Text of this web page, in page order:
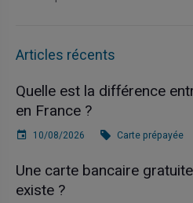
Articles récents
Quelle est la différence
en France ?
10/08/2026 Carte prépayée
Une carte bancaire
existe ?